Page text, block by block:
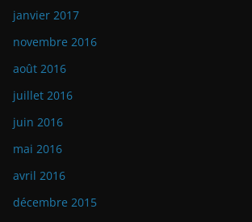
janvier 2017
novembre 2016
août 2016
juillet 2016
juin 2016
mai 2016
avril 2016
décembre 2015